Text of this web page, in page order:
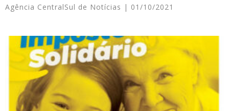
Agência CentralSul de Notícias 01/10/2021